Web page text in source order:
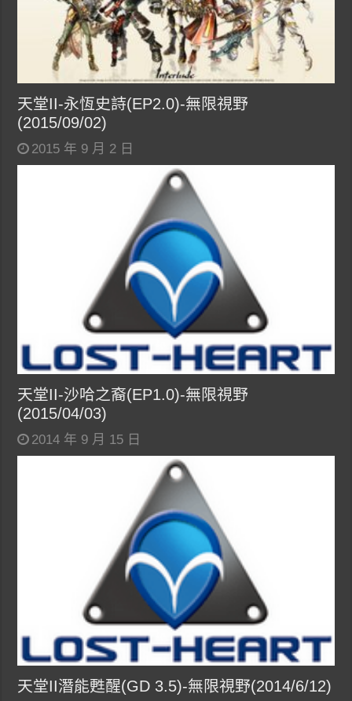
天堂II-永恆史詩(EP2.0)-無限視野
(2015/09/02)
2015 年 9 月 2 日
天堂II-沙哈之裔(EP1.0)-無限視野
(2015/04/03)
2014 年 9 月 15 日
天堂II潛能甦醒(GD 3.5)-無限視野(2014/6/12)